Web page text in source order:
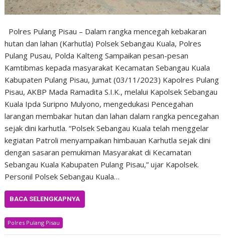
Polres Pulang Pisau – Dalam rangka mencegah kebakaran
hutan dan lahan (Karhutla) Polsek Sebangau Kuala, Polres
Pulang Pusau, Polda Kalteng Sampaikan pesan-pesan
Kamtibmas kepada masyarakat Kecamatan Sebangau Kuala
Kabupaten Pulang Pisau, Jumat (03/11/2023) Kapolres Pulang
Pisau, AKBP Mada Ramadita S.I.K., melalui Kapolsek Sebangau
Kuala Ipda Suripno Mulyono, mengedukasi Pencegahan
larangan membakar hutan dan lahan dalam rangka pencegahan
sejak dini karhutla. “Polsek Sebangau Kuala telah menggelar
kegiatan Patroli menyampaikan himbauan Karhutla sejak dini
dengan sasaran pemukiman Masyarakat di Kecamatan
Sebangau Kuala Kabupaten Pulang Pisau,” ujar Kapolsek.
Personil Polsek Sebangau Kuala…
BACA SELENGKAPNYA
Polres Pulang Pisau